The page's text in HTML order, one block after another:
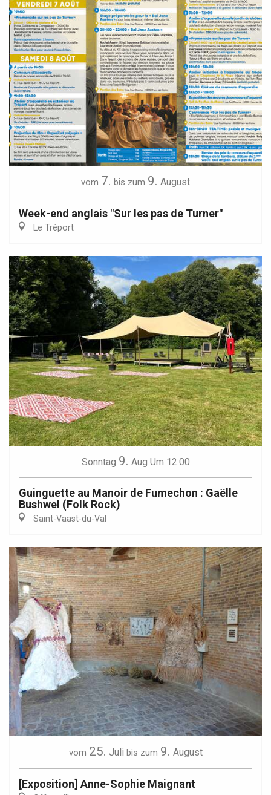
vom 7. bis zum 9. August
Week-end anglais "Sur les pas de Turner"
Le Tréport
Sonntag 9. Aug Um 12:00
Guinguette au Manoir de Fumechon : Gaëlle
Bushwel (Folk Rock)
Saint-Vaast-du-Val
vom 25. Juli bis zum 9. August
[Exposition] Anne-Sophie Maignant